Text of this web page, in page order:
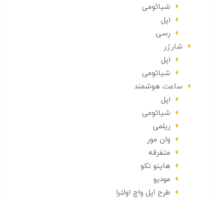
شیائومی
اپل
رسی
شارژر
اپل
شیائومی
ساعت هوشمند
اپل
شیائومی
ریلمی
وان مور
متفرقه
هاینو تکو
مودیو
طرح اپل واچ اولترا